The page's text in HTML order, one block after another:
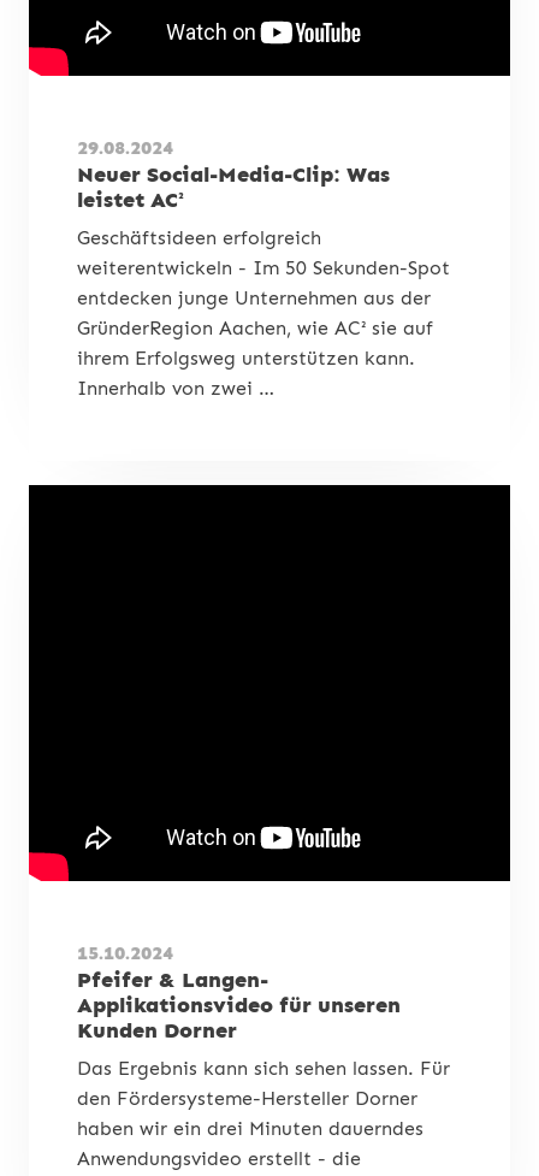
29.08.2024
Neuer Social-Media-Clip: Was
leistet AC²
Geschäftsideen erfolgreich
weiterentwickeln - Im 50 Sekunden-Spot
entdecken junge Unternehmen aus der
GründerRegion Aachen, wie AC² sie auf
ihrem Erfolgsweg unterstützen kann.
Innerhalb von zwei …
15.10.2024
Pfeifer & Langen-
Applikationsvideo für unseren
Kunden Dorner
Das Ergebnis kann sich sehen lassen. Für
den Fördersysteme-Hersteller Dorner
haben wir ein drei Minuten dauerndes
Anwendungsvideo erstellt - die